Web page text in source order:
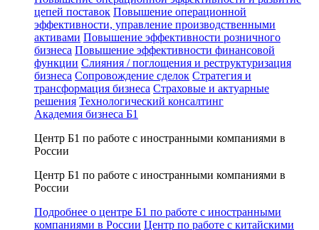
цепей поставок Повышение операционной
эффективности, управление производственными
активами Повышение эффективности розничного
бизнеса Повышение эффективности финансовой
функции Слияния / поглощения и реструктуризация
бизнеса Сопровождение сделок Стратегия и
трансформация бизнеса Страховые и актуарные
решения Технологический консалтинг
Академия бизнеса Б1
Центр Б1 по работе с иностранными компаниями в
России
Центр Б1 по работе с иностранными компаниями в
России
Подробнее о центре Б1 по работе с иностранными
компаниями в России Центр по работе с китайскими